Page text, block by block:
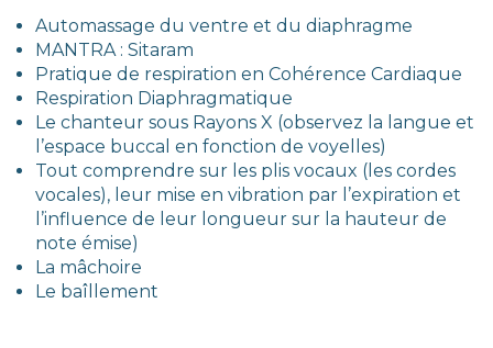
Automassage du ventre et du diaphragme
MANTRA : Sitaram
Pratique de respiration en Cohérence Cardiaque
Respiration Diaphragmatique
Le chanteur sous Rayons X (observez la langue et
l’espace buccal en fonction de voyelles)
Tout comprendre sur les plis vocaux (les cordes
vocales), leur mise en vibration par l’expiration et
l’influence de leur longueur sur la hauteur de
note émise)
La mâchoire
Le baîllement